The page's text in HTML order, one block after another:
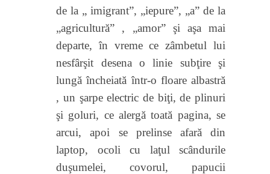
de la „ imigrant”, „iepure”, „a” de la
„agricultură” , „amor” şi aşa mai
departe, în vreme ce zâmbetul lui
nesfârşit desena o linie subţire şi
lungă încheiată într-o floare albastră
, un şarpe electric de biţi, de plinuri
şi goluri, ce alergă toată pagina, se
arcui, apoi se prelinse afară din
laptop, ocoli cu laţul scândurile
duşumelei, covorul, papucii